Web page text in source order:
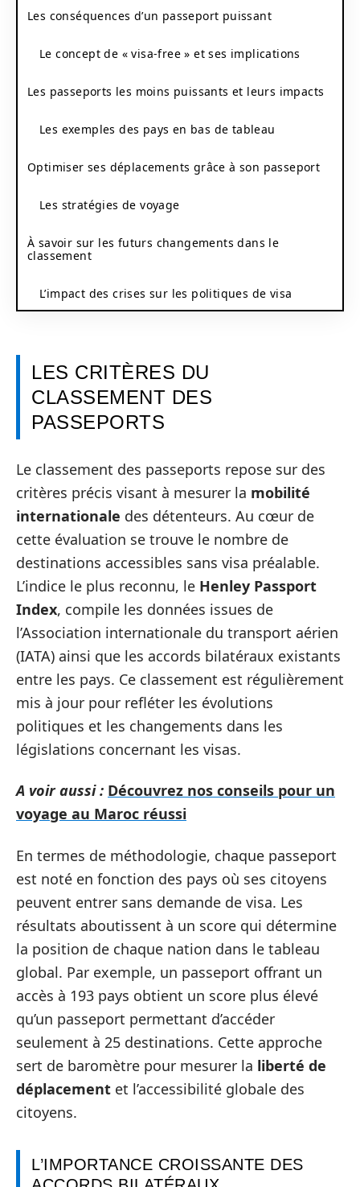
Les conséquences d’un passeport puissant
Le concept de « visa-free » et ses implications
Les passeports les moins puissants et leurs impacts
Les exemples des pays en bas de tableau
Optimiser ses déplacements grâce à son passeport
Les stratégies de voyage
À savoir sur les futurs changements dans le
classement
L’impact des crises sur les politiques de visa
LES CRITÈRES DU
CLASSEMENT DES
PASSEPORTS
Le classement des passeports repose sur des
critères précis visant à mesurer la mobilité
internationale des détenteurs. Au cœur de
cette évaluation se trouve le nombre de
destinations accessibles sans visa préalable.
L’indice le plus reconnu, le Henley Passport
Index, compile les données issues de
l’Association internationale du transport aérien
(IATA) ainsi que les accords bilatéraux existants
entre les pays. Ce classement est régulièrement
mis à jour pour refléter les évolutions
politiques et les changements dans les
législations concernant les visas.
A voir aussi : Découvrez nos conseils pour un
voyage au Maroc réussi
En termes de méthodologie, chaque passeport
est noté en fonction des pays où ses citoyens
peuvent entrer sans demande de visa. Les
résultats aboutissent à un score qui détermine
la position de chaque nation dans le tableau
global. Par exemple, un passeport offrant un
accès à 193 pays obtient un score plus élevé
qu’un passeport permettant d’accéder
seulement à 25 destinations. Cette approche
sert de baromètre pour mesurer la liberté de
déplacement et l’accessibilité globale des
citoyens.
L’IMPORTANCE CROISSANTE DES